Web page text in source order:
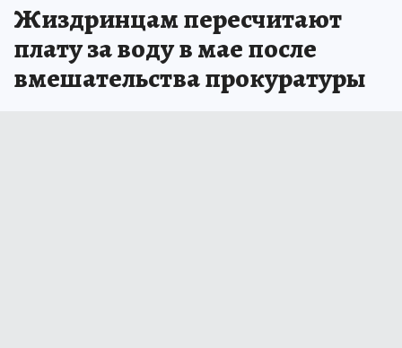
Жиздринцам пересчитают
плату за воду в мае после
вмешательства прокуратуры